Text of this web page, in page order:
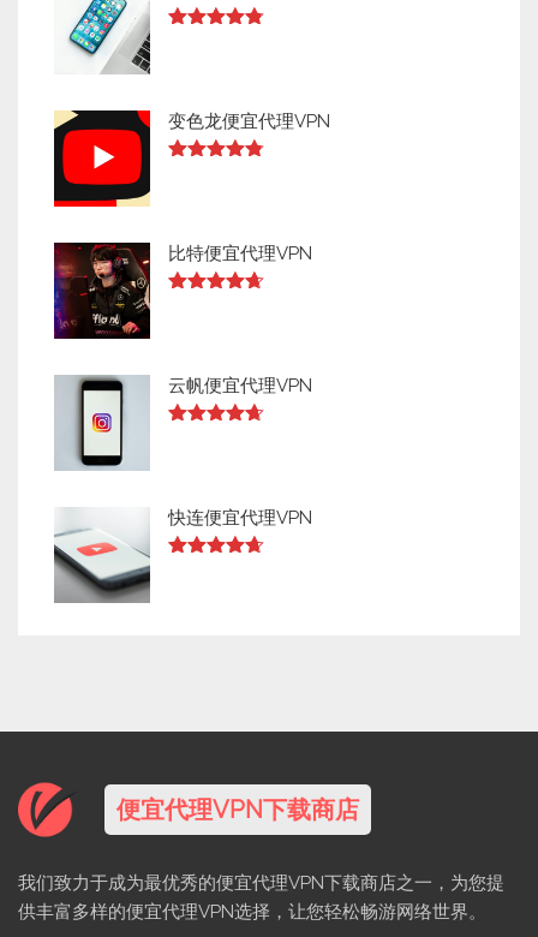
变色龙便宜代理VPN
比特便宜代理VPN
云帆便宜代理VPN
快连便宜代理VPN
便宜代理VPN下载商店
我们致力于成为最优秀的便宜代理VPN下载商店之一，为您提
供丰富多样的便宜代理VPN选择，让您轻松畅游网络世界。